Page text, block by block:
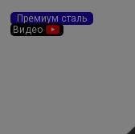
Премиум сталь
Видео